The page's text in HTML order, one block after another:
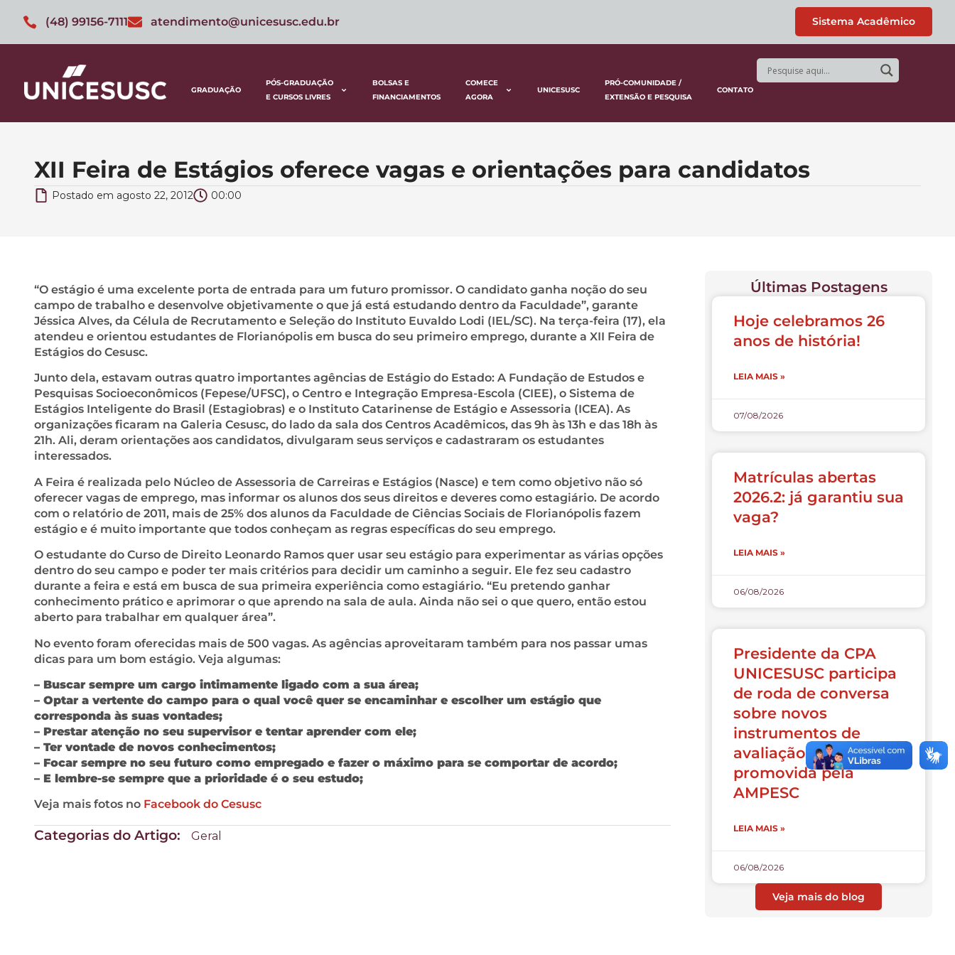
(48) 99156-7111 atendimento@unicesusc.edu.br Sistema Acadêmico
GRADUAÇÃO
PÓS-GRADUAÇÃO
E CURSOS LIVRES
BOLSAS E
FINANCIAMENTOS
COMECE
AGORA
UNICESUSC
PRÓ-COMUNIDADE /
EXTENSÃO E PESQUISA
CONTATO
XII Feira de Estágios oferece vagas e orientações para candidatos
Postado em agosto 22, 2012 00:00
“O estágio é uma excelente porta de entrada para um futuro promissor. O candidato ganha noção do seu
campo de trabalho e desenvolve objetivamente o que já está estudando dentro da Faculdade”, garante
Jéssica Alves, da Célula de Recrutamento e Seleção do Instituto Euvaldo Lodi (IEL/SC). Na terça-feira (17), ela
atendeu e orientou estudantes de Florianópolis em busca do seu primeiro emprego, durante a XII Feira de
Estágios do Cesusc.
Junto dela, estavam outras quatro importantes agências de Estágio do Estado: A Fundação de Estudos e
Pesquisas Socioeconômicos (Fepese/UFSC), o Centro e Integração Empresa-Escola (CIEE), o Sistema de
Estágios Inteligente do Brasil (Estagiobras) e o Instituto Catarinense de Estágio e Assessoria (ICEA). As
organizações ficaram na Galeria Cesusc, do lado da sala dos Centros Acadêmicos, das 9h às 13h e das 18h às
21h. Ali, deram orientações aos candidatos, divulgaram seus serviços e cadastraram os estudantes
interessados.
A Feira é realizada pelo Núcleo de Assessoria de Carreiras e Estágios (Nasce) e tem como objetivo não só
oferecer vagas de emprego, mas informar os alunos dos seus direitos e deveres como estagiário. De acordo
com o relatório de 2011, mais de 25% dos alunos da Faculdade de Ciências Sociais de Florianópolis fazem
estágio e é muito importante que todos conheçam as regras específicas do seu emprego.
O estudante do Curso de Direito Leonardo Ramos quer usar seu estágio para experimentar as várias opções
dentro do seu campo e poder ter mais critérios para decidir um caminho a seguir. Ele fez seu cadastro
durante a feira e está em busca de sua primeira experiência como estagiário. “Eu pretendo ganhar
conhecimento prático e aprimorar o que aprendo na sala de aula. Ainda não sei o que quero, então estou
aberto para trabalhar em qualquer área”.
No evento foram oferecidas mais de 500 vagas. As agências aproveitaram também para nos passar umas
dicas para um bom estágio. Veja algumas:
– Buscar sempre um cargo intimamente ligado com a sua área;
– Optar a vertente do campo para o qual você quer se encaminhar e escolher um estágio que
corresponda às suas vontades;
– Prestar atenção no seu supervisor e tentar aprender com ele;
– Ter vontade de novos conhecimentos;
– Focar sempre no seu futuro como empregado e fazer o máximo para se comportar de acordo;
– E lembre-se sempre que a prioridade é o seu estudo;
Veja mais fotos no Facebook do Cesusc
Categorias do Artigo: Geral
Últimas Postagens
Hoje celebramos 26
anos de história!
LEIA MAIS »
07/08/2026
Matrículas abertas
2026.2: já garantiu sua
vaga?
LEIA MAIS »
06/08/2026
Presidente da CPA
UNICESUSC participa
de roda de conversa
sobre novos
instrumentos de
avaliação do INEP
promovida pela
AMPESC
LEIA MAIS »
06/08/2026
Veja mais do blog